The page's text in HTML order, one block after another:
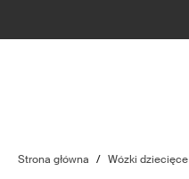
Strona główna / Wózki dziecięce